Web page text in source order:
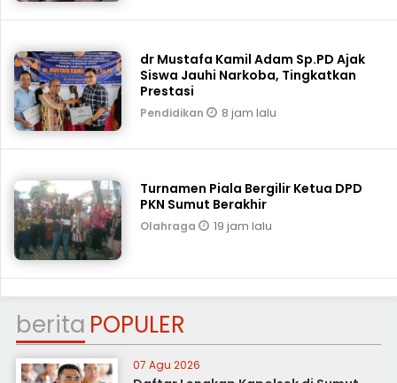
dr Mustafa Kamil Adam Sp.PD Ajak
Siswa Jauhi Narkoba, Tingkatkan
Prestasi
Pendidikan 8 jam lalu
Turnamen Piala Bergilir Ketua DPD
PKN Sumut Berakhir
Olahraga 19 jam lalu
berita POPULER
07 Agu 2026